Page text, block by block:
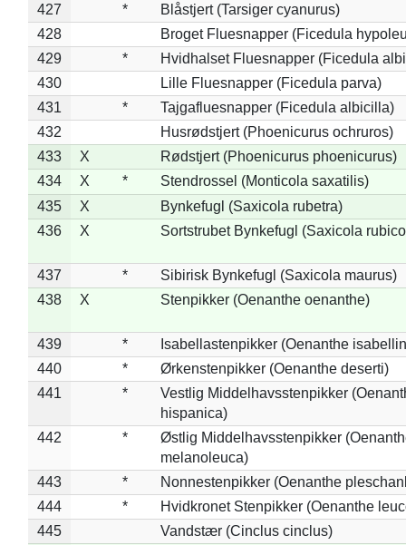
427
*
Blåstjert (Tarsiger cyanurus)
428
Broget Fluesnapper (Ficedula
429
*
Hvidhalset Fluesnapper (Ficedula
430
Lille Fluesnapper (Ficedula parva)
431
*
Tajgafluesnapper (Ficedula albicilla)
432
Husrødstjert (Phoenicurus ochruros)
433
X
Rødstjert (Phoenicurus phoenicurus)
434
X *
Stendrossel (Monticola saxatilis)
435
X
Bynkefugl (Saxicola rubetra)
436
X Sortstrubet Bynkefugl (Saxicola
437 *
Sibirisk Bynkefugl (Saxicola maurus)
438
X Stenpikker (Oenanthe oenanthe)
439 *
Isabellastenpikker (Oenanthe
440
*
Ørkenstenpikker (Oenanthe deserti)
441
*
Vestlig Middelhavsstenpikker
hispanica)
442
*
Østlig Middelhavsstenpikker
melanoleuca)
443
*
Nonnestenpikker (Oenanthe
444
*
Hvidkronet Stenpikker (Oenanthe
445
Vandstær (Cinclus cinclus)